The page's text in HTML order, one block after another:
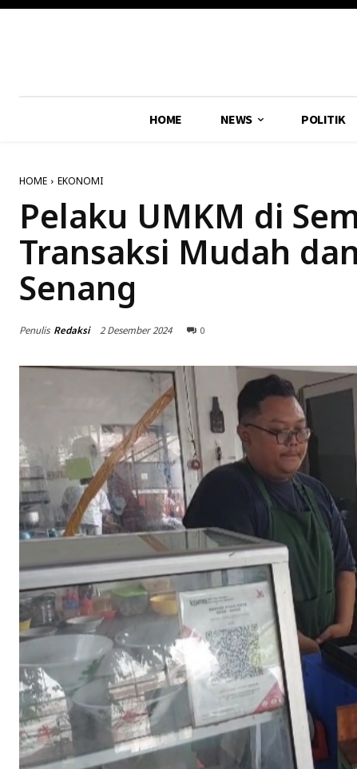
HOME NEWS POLITIK
HOME EKONOMI
Pelaku UMKM di
Transaksi Mudah
Senang
Penulis Redaksi 2 Desember 2024 0